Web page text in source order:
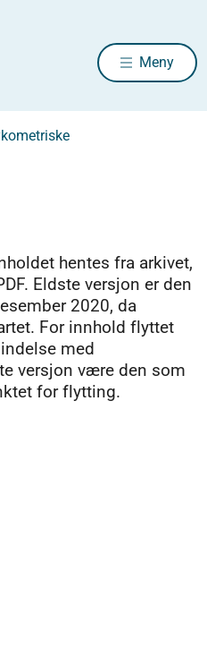
Meny
hentes fra arkivet,
Eldste versjon er den
2020, da
For innhold flyttet
med
versjon være den som
for flytting.